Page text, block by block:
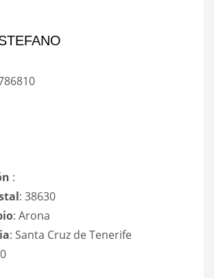
:
: 38630
: Arona
: Santa Cruz de Tenerife